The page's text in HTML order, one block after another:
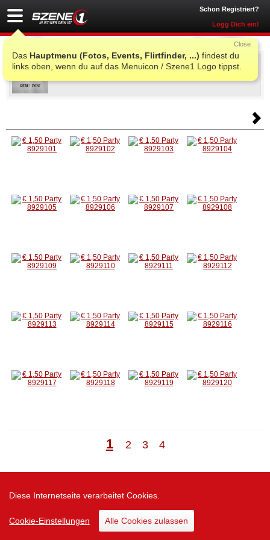
Diese Internetseite verarbeitet Cookies.
Cookie-Einstellungen Alle Cookies zulassen
Schon Registriert?
Logg Dich ein!
Das Hauptmenu (Fotos, Events, Flirtfinder, ...) findest du
links oben, wenn du auf das Menuicon / Szene1 Logo tippst.
Close
€ 1,50 Party
1 2 3 4